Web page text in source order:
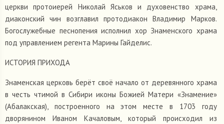
церкви протоиерей Николай Яськов и духовенство храма,
диаконский чин возглавил протодиакон Владимир Марков.
Богослужебные песнопения исполнил хор Знаменского храма
под управлением регента Марины Гайделис.
ИСТОРИЯ ПРИХОДА
Знаменская церковь берёт своё начало от деревянного храма
в честь чтимой в Сибири иконы Божией Матери «Знамение»
(Абалакская), построенного на этом месте в 1703 году
дворянином Иваном Качаловым, который происходил из